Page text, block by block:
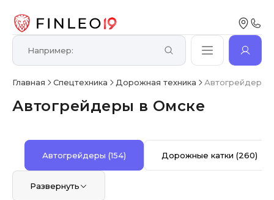
Главная Спецтехника Дорожная техника Автогрейдеры
Автогрейдеры в Омске
Автогрейдеры(154) Дорожные катки(260)
Развернуть